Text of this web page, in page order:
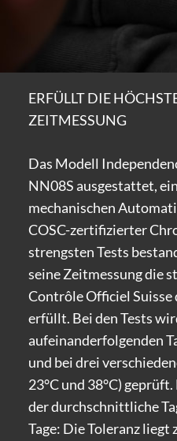
ERFÜLLT DIE
ZEITMESSUNG
Das Modell
NN08S ausgestattet,
mechanischen
COSC-zertifizierter
strengsten Tests
seine Zeitmessung die
Contrôle Officiel Suisse
erfüllt. Bei den Tests
aufeinanderfolgenden
und bei drei
23°C und 38°C)
der durchschnittliche
Tage: Die Toleranz liegt